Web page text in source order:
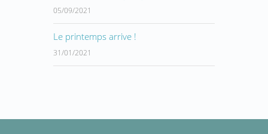
05/09/2021
Le printemps arrive !
31/01/2021